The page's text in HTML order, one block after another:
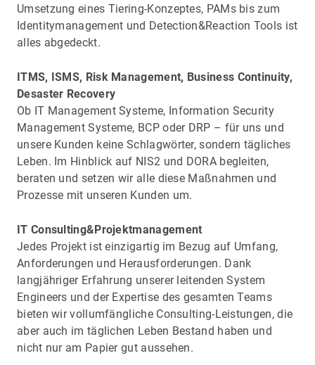
Umsetzung eines Tiering-Konzeptes, PAMs bis zum
Identitymanagement und Detection&Reaction Tools ist
alles abgedeckt.
ITMS, ISMS, Risk Management, Business Continuity,
Desaster Recovery
Ob IT Management Systeme, Information Security
Management Systeme, BCP oder DRP – für uns und
unsere Kunden keine Schlagwörter, sondern tägliches
Leben. Im Hinblick auf NIS2 und DORA begleiten,
beraten und setzen wir alle diese Maßnahmen und
Prozesse mit unseren Kunden um.
IT Consulting&Projektmanagement
Jedes Projekt ist einzigartig im Bezug auf Umfang,
Anforderungen und Herausforderungen. Dank
langjähriger Erfahrung unserer leitenden System
Engineers und der Expertise des gesamten Teams
bieten wir vollumfängliche Consulting-Leistungen, die
aber auch im täglichen Leben Bestand haben und
nicht nur am Papier gut aussehen.